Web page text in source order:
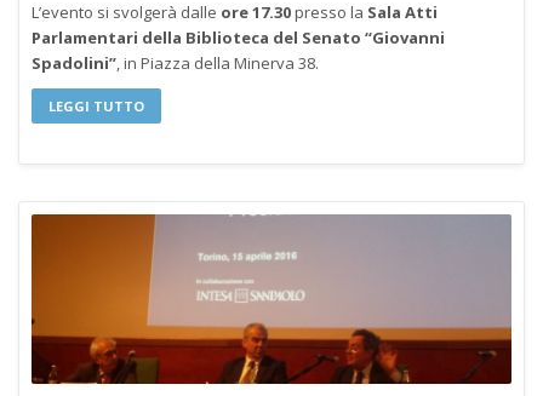
L’evento si svolgerà dalle ore 17.30presso la Sala Atti
Parlamentari della Biblioteca del Senato “Giovanni
Spadolini”, in Piazza della Minerva 38.
LEGGI TUTTO